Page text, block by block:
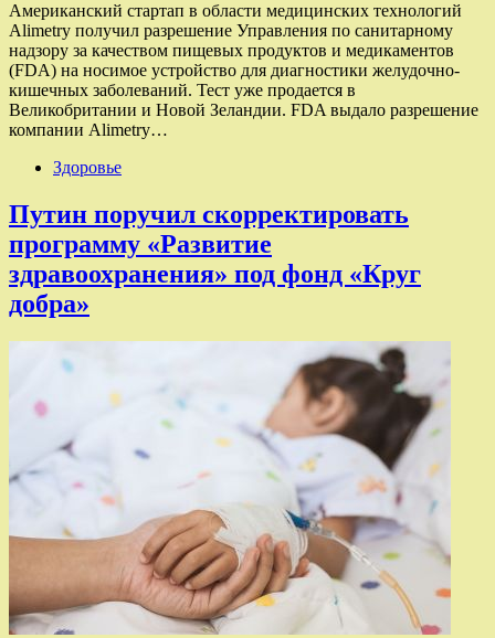
Американский стартап в области медицинских технологий
Alimetry получил разрешение Управления по санитарному
надзору за качеством пищевых продуктов и медикаментов
(FDA) на носимое устройство для диагностики желудочно-
кишечных заболеваний. Тест уже продается в
Великобритании и Новой Зеландии. FDA выдало разрешение
компании Alimetry…
Здоровье
Путин поручил скорректировать
программу «Развитие
здравоохранения» под фонд «Круг
добра»